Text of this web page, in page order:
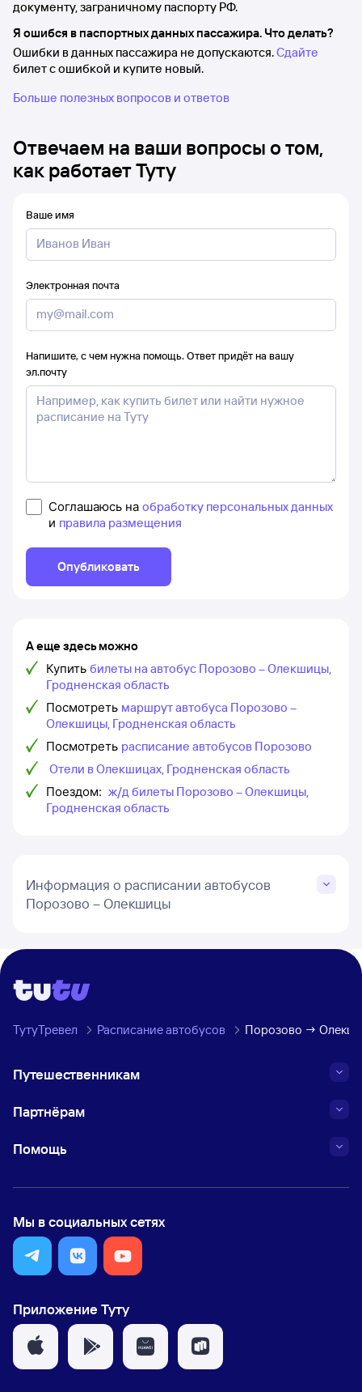
документу, заграничному паспорту РФ.
Я ошибся в паспортных данных пассажира. Что делать?
Ошибки в данных пассажира не допускаются.Сдайте
билет с ошибкой и купите новый.
Больше полезных вопросов и ответов
Отвечаем на ваши вопросы о том,
как работает Туту
Ваше имя
Электронная почта
Напишите, с чем нужна помощь. Ответ придёт на вашу
эл.почту
Соглашаюсь на обработку персональных данных
и правила размещения
Опубликовать
А еще здесь можно
Купить билеты на автобус Порозово – Олекшицы,
Гродненская область
Посмотреть маршрут автобуса Порозово –
Олекшицы, Гродненская область
Посмотреть расписание автобусов Порозово
Отели в Олекшицах, Гродненская область
Поездом: ж/д билеты Порозово – Олекшицы,
Гродненская область
Информация о расписании автобусов
Порозово – Олекшицы
ТутуТревел Расписание автобусов Порозово →
Путешественникам
Партнёрам
Помощь
Мы в социальных сетях
Приложение Туту